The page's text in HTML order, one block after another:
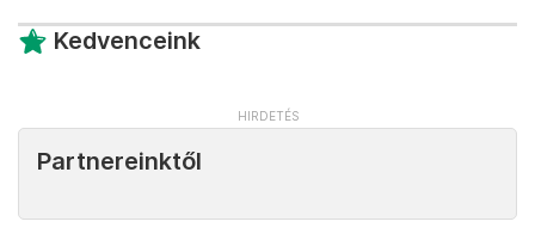
Kedvenceink
Partnereinktől